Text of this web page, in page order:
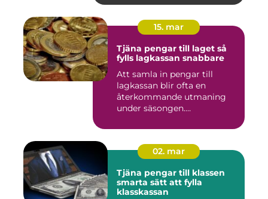
15. mar
Tjäna pengar till laget så
fylls lagkassan snabbare
Att samla in pengar till
lagkassan blir ofta en
återkommande utmaning
under säsongen.
02. mar
Tjäna pengar till klassen
smarta sätt att fylla
klasskassan